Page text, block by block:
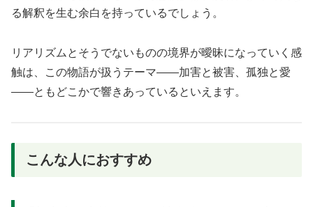
る解釈を生む余白を持っているでしょう。
リアリズムとそうでないものの境界が曖昧になっていく感
触は、この物語が扱うテーマ——加害と被害、孤独と愛
——ともどこかで響きあっているといえます。
こんな人におすすめ